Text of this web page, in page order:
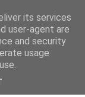
its services
user-agent are
and security
usage